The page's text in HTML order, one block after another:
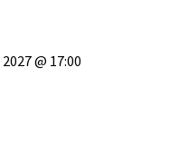
@ 17:00